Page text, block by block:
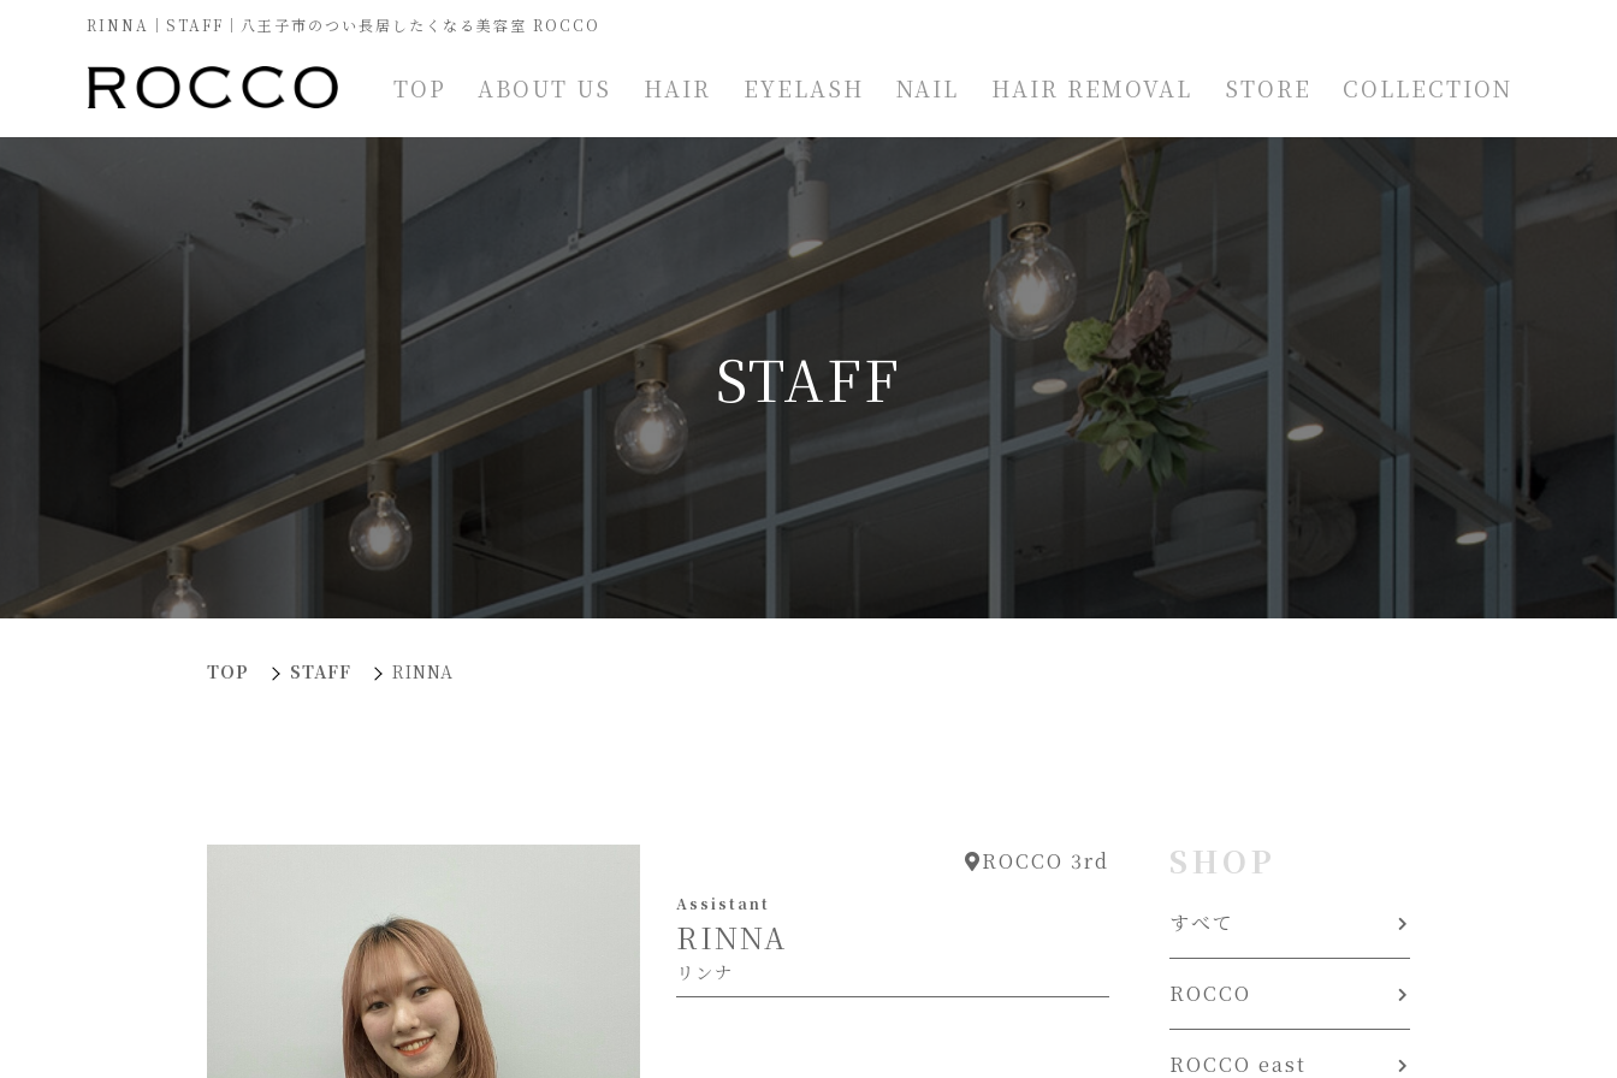
RINNA｜STAFF｜八王子市のつい長居したくなる美容室 ROCCO
TOP ABOUT US HAIR EYELASH NAIL HAIR REMOVAL STORE COLLECTION
STAFF
TOP STAFF RINNA
ROCCO 3rd
Assistant
RINNA
リンナ
SHOP
すべて
ROCCO
ROCCO east